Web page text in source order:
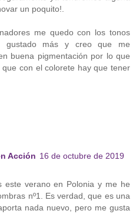
un poquito!.
me quedo con los tonos
gustado más y creo que me
buena pigmentación por lo que
con el colorete hay que tener
Acción 16 de octubre de 2019
este verano en Polonia y me he
nº1. Es verdad, que es una
nada nuevo, pero me gusta